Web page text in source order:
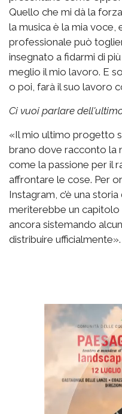
Quello che mi dà la
la musica è la mia voce,
professionale può
insegnato a fidarmi di
meglio il mio lavoro. E
o poi, farà il suo lavoro
Ci vuoi parlare
«Il mio ultimo progetto
brano dove racconto la
come la passione per il
affrontare le cose. Per
Instagram, c’è una
meriterebbe un capitolo
ancora sistemando
distribuire ufficialmente».